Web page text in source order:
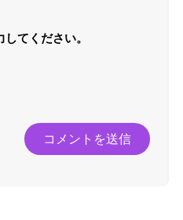
してください。